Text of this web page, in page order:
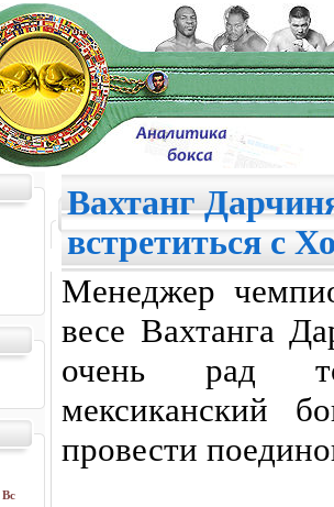
Вс
Вахтанг
встретиться с
Менеджер
весе Вахтанга
очень рад
мексиканский
провести